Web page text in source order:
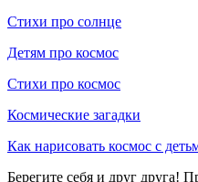
Стихи про солнце
Детям про космос
Стихи про космос
Космические загадки
Как нарисовать космос с
Берегите себя и друг друга!